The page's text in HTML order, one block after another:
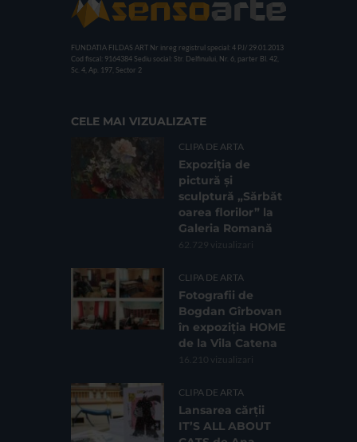
FUNDATIA FILDAS ART Nr inreg registrul special: 4 PJ/ 29.01.2013
Cod fiscal: 9164384 Sediu social: Str. Delfinului, Nr. 6, parter Bl. 42,
Sc. 4, Ap. 197, Sector 2
CELE MAI VIZUALIZATE
CLIPA DE ARTA
Expoziția de
pictură și
sculptură „Sărbăt
oarea florilor” la
Galeria Romană
62.729 vizualizari
CLIPA DE ARTA
Fotografii de
Bogdan Gîrbovan
în expoziția HOME
de la Vila Catena
16.210 vizualizari
CLIPA DE ARTA
Lansarea cărții
IT’S ALL ABOUT